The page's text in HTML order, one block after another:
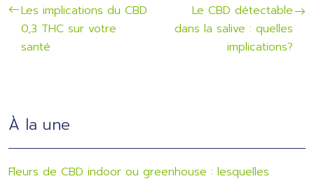
Les implications du CBD
0,3 THC sur votre
santé
Le CBD détectable
dans la salive : quelles
implications?
À la une
Fleurs de CBD indoor ou greenhouse : lesquelles